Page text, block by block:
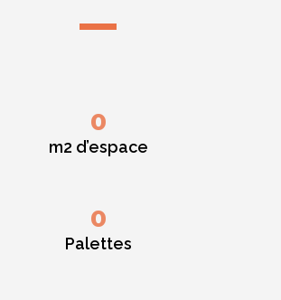
0
m2 d’espace
0
Palettes